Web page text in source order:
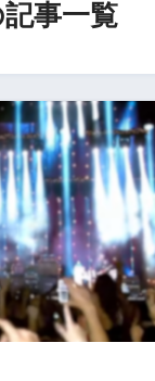
記事一覧